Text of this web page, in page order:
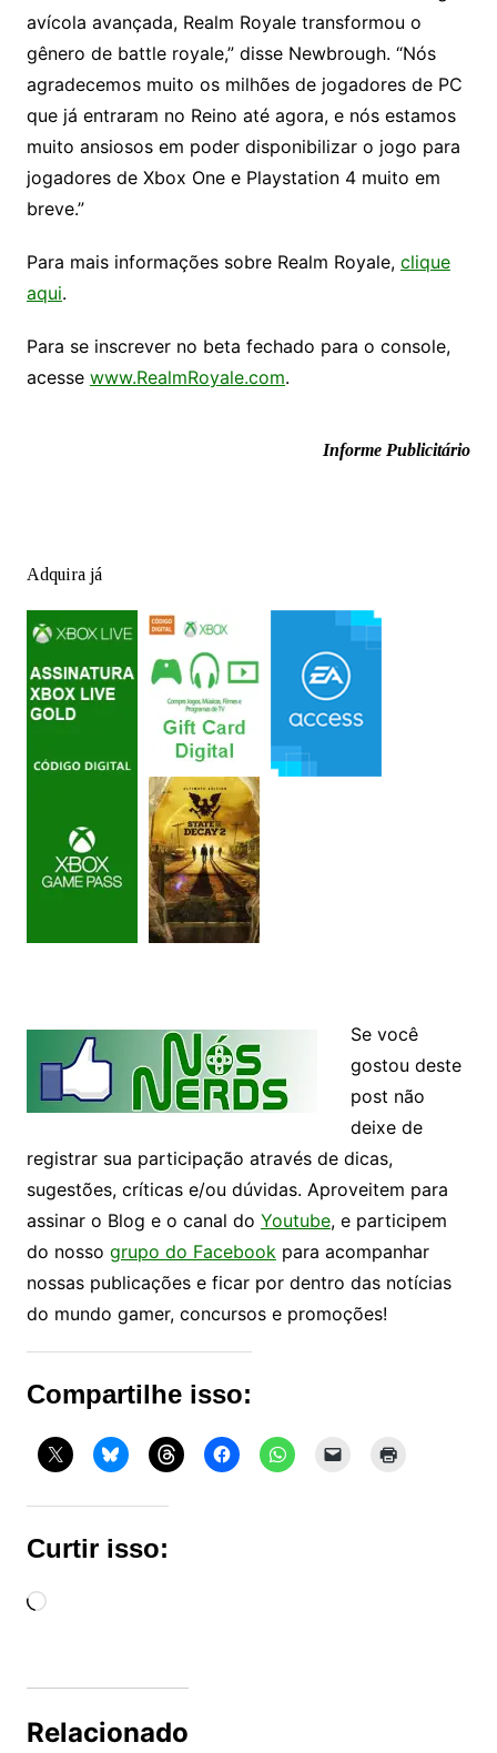
avícola avançada, Realm Royale transformou o
gênero de battle royale,” disse Newbrough. “Nós
agradecemos muito os milhões de jogadores de PC
que já entraram no Reino até agora, e nós estamos
muito ansiosos em poder disponibilizar o jogo para
jogadores de Xbox One e Playstation 4 muito em
breve.”
Para mais informações sobre Realm Royale, clique
aqui.
Para se inscrever no beta fechado para o console,
acesse www.RealmRoyale.com.
Informe Publicitário
Adquira já
Se você
gostou deste
post não
deixe de
registrar sua participação através de dicas,
sugestões, críticas e/ou dúvidas. Aproveitem para
assinar o Blog e o canal do Youtube, e participem
do nosso grupo do Facebookpara acompanhar
nossas publicações e ficar por dentro das notícias
do mundo gamer, concursos e promoções!
Compartilhe isso:
Curtir isso:
Carregando...
Relacionado